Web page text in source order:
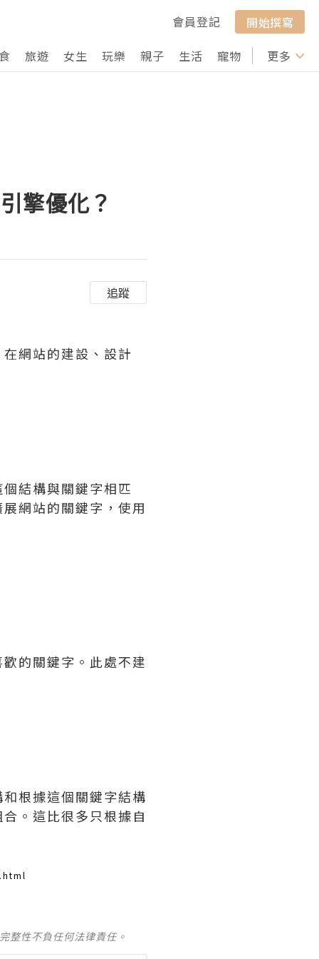
會員登記
開始撰寫
旅遊 女生 玩樂 親子 生活 寵物 行山 打卡
更多
擎優化？
追蹤
網站的建設、設計
結構與關鍵字相匹
網站的關鍵字，使用
的關鍵字。此處不建
根據這個關鍵字結構
。這比很多只根據自
整性不負任何法律責任。